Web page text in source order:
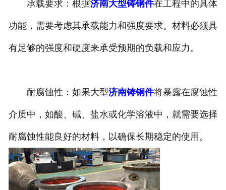
承载要求：根据济南大型铸钢件在工程中的具体
功能，需要考虑其承载能力和强度要求。材料必须具
有足够的强度和硬度来承受预期的负载和应力。
耐腐蚀性：如果大型济南铸钢件将暴露在腐蚀性
介质中，如酸、碱、盐水或化学溶液中，就需要选择
耐腐蚀性能良好的材料，以确保长期稳定的使用。